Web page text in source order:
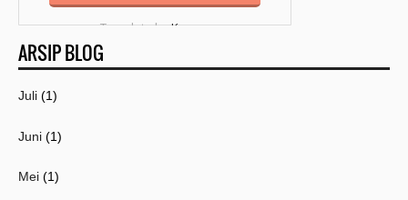
Template byKang
Mousir
ARSIP BLOG
Juli (1)
Juni (1)
Mei (1)